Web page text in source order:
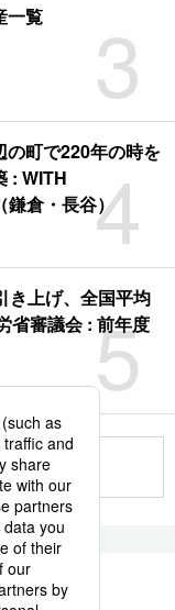
3
一覧
4
の町で220年の時を
: WITH
倉・長谷）
5
き上げ、全国平均
省審議会 : 前年度